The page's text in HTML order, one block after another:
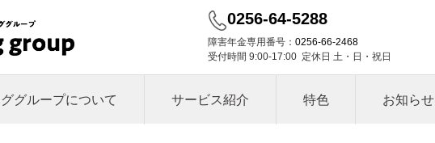
0256-64-5288
障害年金専用番号： 0256-66-2468
受付時間 9:00-17:00 定休日 土・日・祝日
グループについて サービス紹介 特色 お知らせ